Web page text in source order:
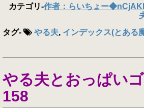
カテゴリ-作者：らいちょー
タグ- やる夫, インデックス(とある
やる夫とおっぱい
158